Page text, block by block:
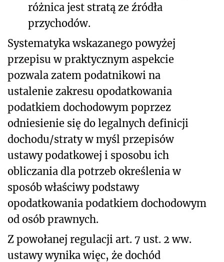
różnica jest stratą ze źródła
przychodów.
Systematyka wskazanego powyżej
przepisu w praktycznym aspekcie
pozwala zatem podatnikowi na
ustalenie zakresu opodatkowania
podatkiem dochodowym poprzez
odniesienie się do legalnych definicji
dochodu/straty w myśl przepisów
ustawy podatkowej i sposobu ich
obliczania dla potrzeb określenia w
sposób właściwy podstawy
opodatkowania podatkiem dochodowym
od osób prawnych.
Z powołanej regulacji art. 7 ust. 2 ww.
ustawy wynika więc, że dochód